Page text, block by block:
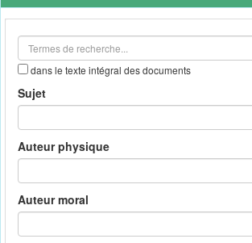
outils
dans le texte intégral des documents
Sujet
Auteur physique
Auteur moral